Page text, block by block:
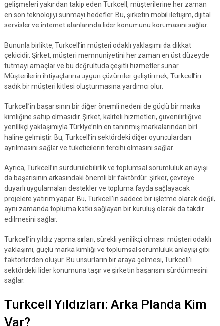
gelişmeleri yakından takip eden Turkcell, müşterilerine her zaman
en son teknolojiyi sunmayı hedefler. Bu, şirketin mobil iletişim, dijital
servisler ve internet alanlarında lider konumunu korumasını sağlar.
Bununla birlikte, Turkcell’in müşteri odaklı yaklaşımı da dikkat
çekicidir. Şirket, müşteri memnuniyetini her zaman en üst düzeyde
tutmayı amaçlar ve bu doğrultuda çeşitli hizmetler sunar.
Müşterilerin ihtiyaçlarına uygun çözümler geliştirmek, Turkcell’in
sadık bir müşteri kitlesi oluşturmasına yardımcı olur.
Turkcell’in başarısının bir diğer önemli nedeni de güçlü bir marka
kimliğine sahip olmasıdır. Şirket, kaliteli hizmetleri, güvenilirliği ve
yenilikçi yaklaşımıyla Türkiye’nin en tanınmış markalarından biri
haline gelmiştir. Bu, Turkcell’in sektördeki diğer oyunculardan
ayrılmasını sağlar ve tüketicilerin tercihi olmasını sağlar.
Ayrıca, Turkcell’in sürdürülebilirlik ve toplumsal sorumluluk anlayışı
da başarısının arkasındaki önemli bir faktördür. Şirket, çevreye
duyarlı uygulamaları destekler ve topluma fayda sağlayacak
projelere yatırım yapar. Bu, Turkcell’in sadece bir işletme olarak değil,
aynı zamanda topluma katkı sağlayan bir kuruluş olarak da takdir
edilmesini sağlar.
Turkcell’in yıldız yapma sırları, sürekli yenilikçi olması, müşteri odaklı
yaklaşımı, güçlü marka kimliği ve toplumsal sorumluluk anlayışı gibi
faktörlerden oluşur. Bu unsurların bir araya gelmesi, Turkcell’i
sektördeki lider konumuna taşır ve şirketin başarısını sürdürmesini
sağlar.
Turkcell Yıldızları: Arka Planda Kim
Var?